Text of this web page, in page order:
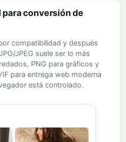
conversión de
compatibilidad y después
JPEG suele ser lo más
PNG para gráficos y
para entrega web moderna
está controlado.